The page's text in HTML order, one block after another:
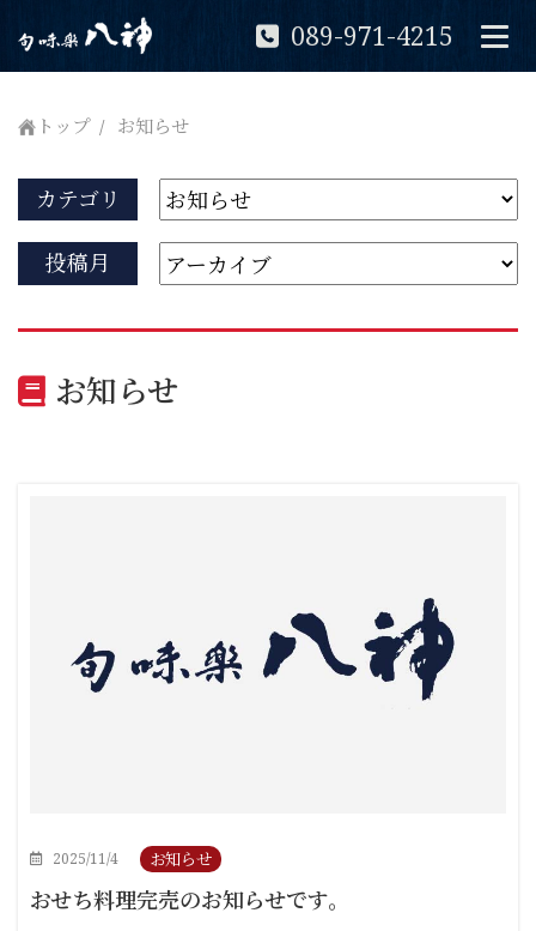
089-971-4215
トップ お知らせ
カテゴリ
投稿月
お知らせ
2025/11/4 お知らせ
おせち料理完売のお知らせです。